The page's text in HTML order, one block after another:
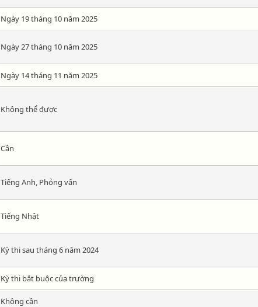
Ngày 19 tháng 10 năm 2025
Ngày 27 tháng 10 năm 2025
Ngày 14 tháng 11 năm 2025
Không thể được
Cần
Tiếng Anh, Phỏng vấn
Tiếng Nhật
Kỳ thi sau tháng 6 năm 2024
Kỳ thi bắt buộc của trường
Không cần